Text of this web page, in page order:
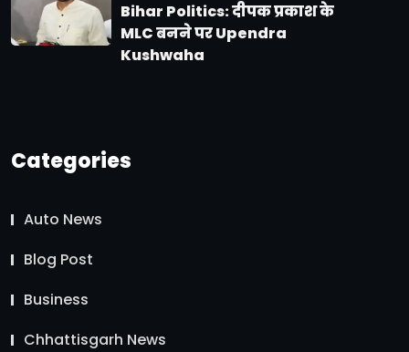
Bihar Politics: दीपक प्रकाश के
MLC बनने पर Upendra
Kushwaha
Categories
Auto News
Blog Post
Business
Chhattisgarh News